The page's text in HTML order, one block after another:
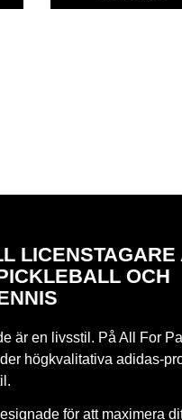
LICENSTAGARE
OCH
är en livsstil. På All For
högkvalitativa adidas-
för att maximera